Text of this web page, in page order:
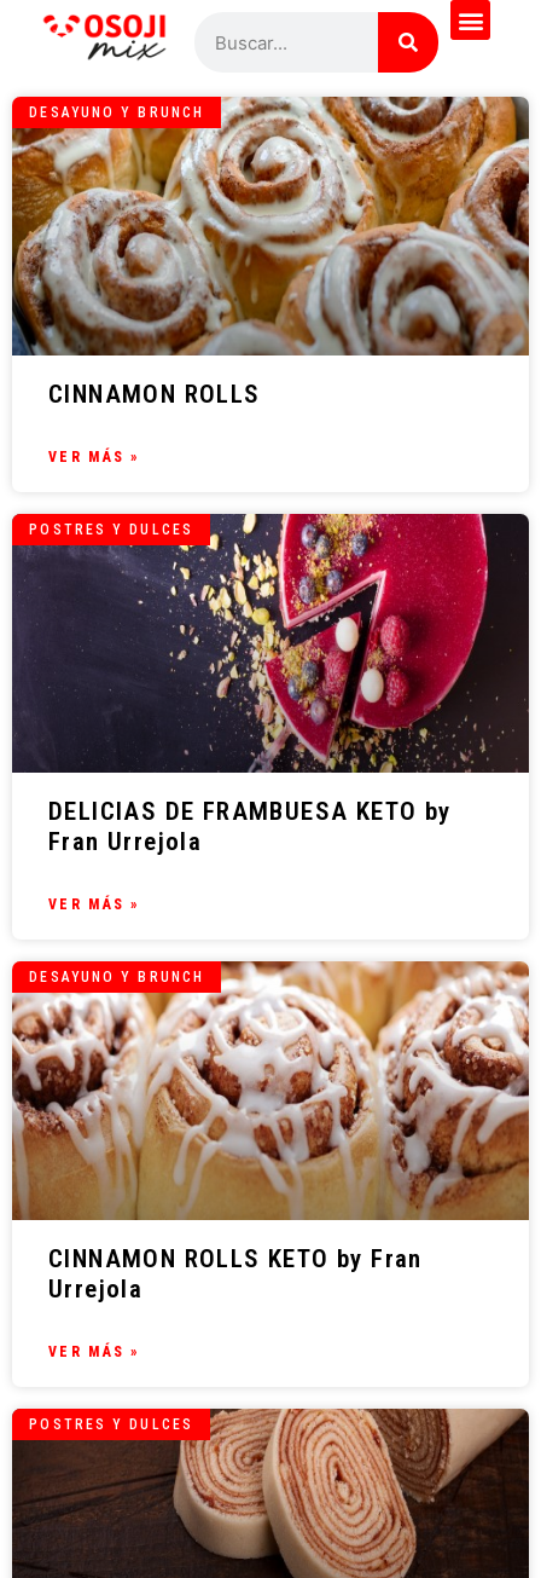
DESAYUNO Y BRUNCH
CINNAMON ROLLS
VER MÁS »
POSTRES Y DULCES
DELICIAS DE FRAMBUESA KETO by
Fran Urrejola
VER MÁS »
DESAYUNO Y BRUNCH
CINNAMON ROLLS KETO by Fran
Urrejola
VER MÁS »
POSTRES Y DULCES